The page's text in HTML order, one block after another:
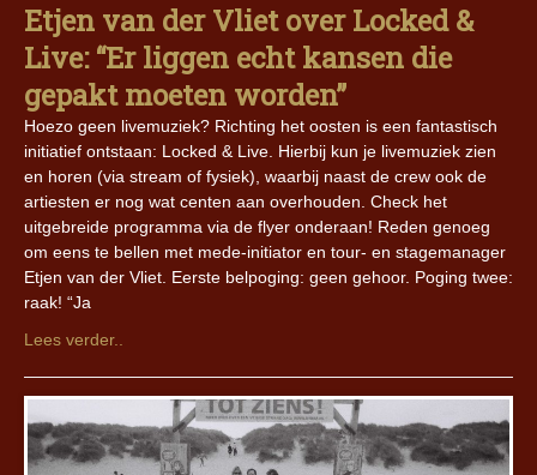
Etjen van der Vliet over Locked &
Live: “Er liggen echt kansen die
gepakt moeten worden”
Hoezo geen livemuziek? Richting het oosten is een fantastisch
initiatief ontstaan: Locked & Live. Hierbij kun je livemuziek zien
en horen (via stream of fysiek), waarbij naast de crew ook de
artiesten er nog wat centen aan overhouden. Check het
uitgebreide programma via de flyer onderaan! Reden genoeg
om eens te bellen met mede-initiator en tour- en stagemanager
Etjen van der Vliet. Eerste belpoging: geen gehoor. Poging twee:
raak! “Ja
Lees verder..